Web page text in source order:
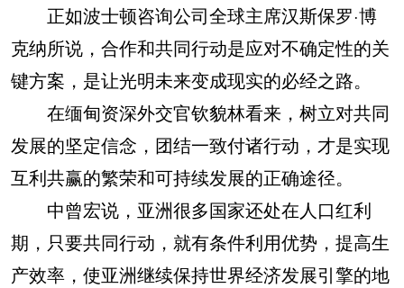
正如波士顿咨询公司全球主席汉斯保罗·博
克纳所说，合作和共同行动是应对不确定性的关
键方案，是让光明未来变成现实的必经之路。
在缅甸资深外交官钦貌林看来，树立对共同
发展的坚定信念，团结一致付诸行动，才是实现
互利共赢的繁荣和可持续发展的正确途径。
中曾宏说，亚洲很多国家还处在人口红利
期，只要共同行动，就有条件利用优势，提高生
产效率，使亚洲继续保持世界经济发展引擎的地